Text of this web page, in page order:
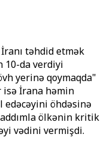
təhdid etmək
10-da verdiyi
yerinə qoymaqda"
isə İrana həmin
edəcəyini öhdəsinə
ölkənin kritik
vədini vermişdi.